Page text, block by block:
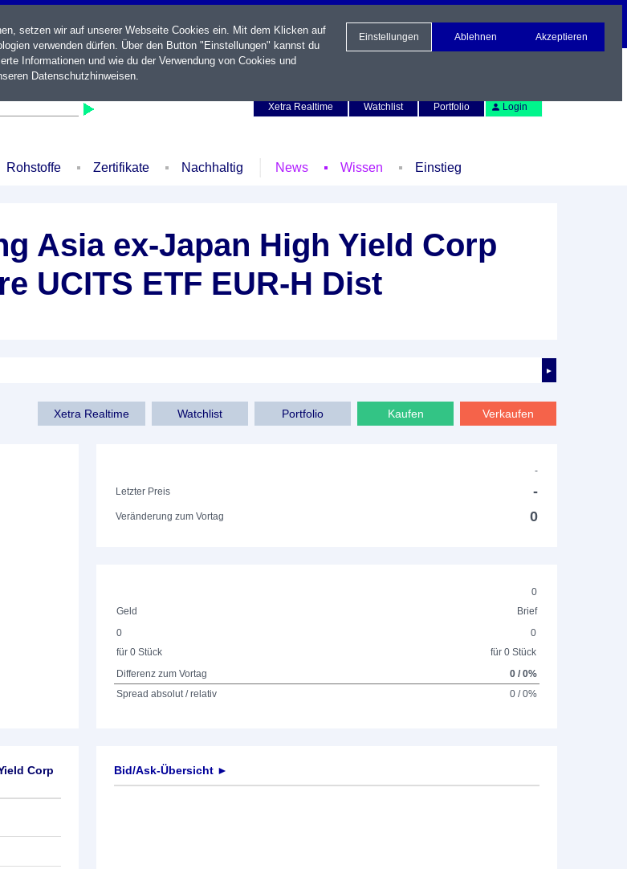
Xetra Realtime
Watchlist Portfolio Login
Rohstoffe Zertifikate Nachhaltig News Wissen Einstieg
Asia ex-Japan High Yield Corp
UCITS ETF EUR-H Dist
►
Xetra Realtime Watchlist Portfolio Kaufen Verkaufen
-
Letzter Preis
-
Veränderung zum Vortag 0
0
Geld
Brief
0
für 0 Stück
0
für 0 Stück
Differenz zum Vortag
0 / 0%
Spread absolut / relativ
0 / 0%
Corp
Bid/Ask-Übersicht ►
setzen wir auf unserer Webseite Cookies ein. Mit dem Klicken auf
verwenden dürfen. Über den Button "Einstellungen" kannst du
Informationen und wie du der Verwendung von Cookies und
Datenschutzhinweisen.
Einstellungen Ablehnen Akzeptieren